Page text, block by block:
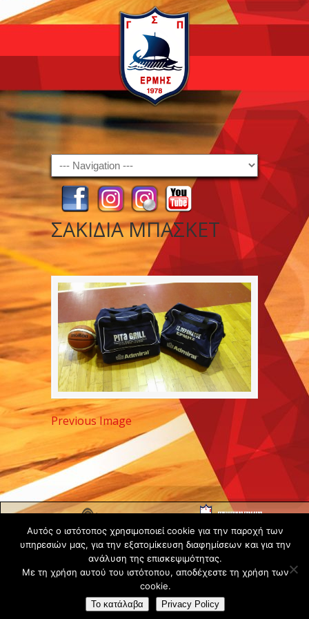
Navigation
ΣΑΚΙΔΙΑ ΜΠΑΣΚΕΤ
Previous Image
Copyright ©
2020 -
Gsperamatosermis.gr
All rights
reserved. -
Χρήσης
Αυτός ο ιστότοπος χρησιμοποιεί cookie για την παροχή των
υπηρεσιών μας, για την εξατομίκευση διαφημίσεων και για την
ανάλυση της επισκεψιμότητας.
Με τη χρήση αυτού του ιστότοπου, αποδέχεστε τη χρήση των
cookie.
Το κατάλαβα Privacy Policy